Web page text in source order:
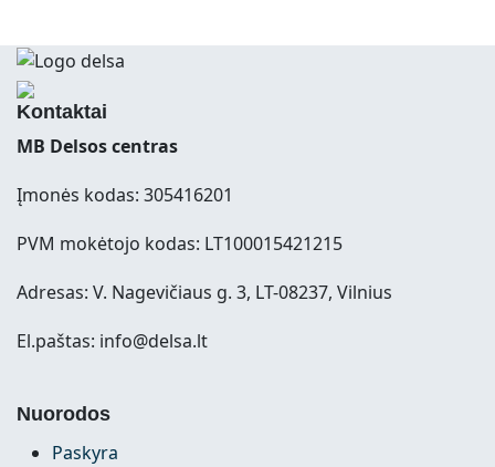
Kontaktai
MB Delsos centras
Įmonės kodas: 305416201
PVM mokėtojo kodas: LT100015421215
Adresas: V. Nagevičiaus g. 3, LT-08237, Vilnius
El.paštas: info@delsa.lt
Nuorodos
Paskyra